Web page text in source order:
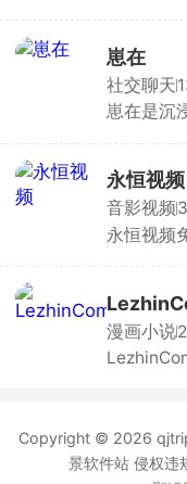
载和免费
聊剧情、
人。
崽在
社交聊天
崽在是沉
结局。不
声音全都
永恒视频
音影视频
永恒视频
演搜索，
就能看遍
漫画小说
的，能调
线下载。
Copyright © 2026
景软件站 侵权